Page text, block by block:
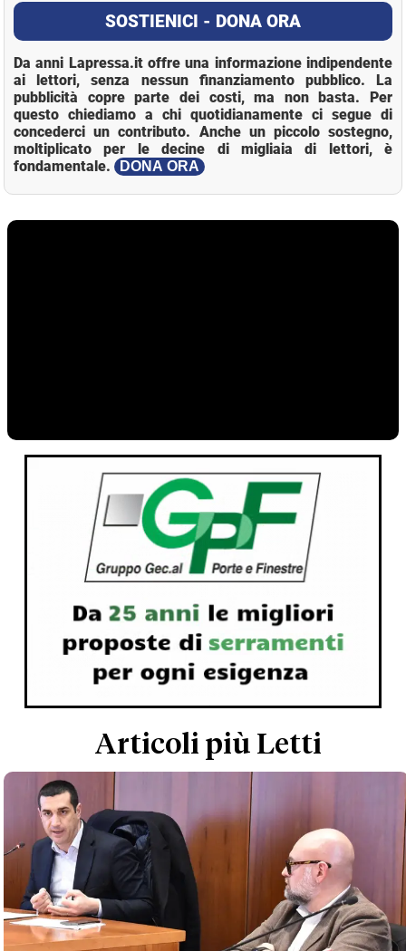
SOSTIENICI - DONA ORA
Da anni Lapressa.it offre una informazione indipendente
ai lettori, senza nessun finanziamento pubblico. La
pubblicità copre parte dei costi, ma non basta. Per
questo chiediamo a chi quotidianamente ci segue di
concederci un contributo. Anche un piccolo sostegno,
moltiplicato per le decine di migliaia di lettori, è
fondamentale.
DONA ORA
Articoli più Letti